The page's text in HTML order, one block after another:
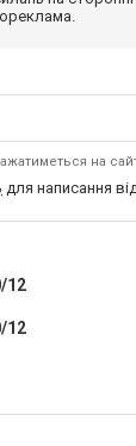
на
для написання
12
12